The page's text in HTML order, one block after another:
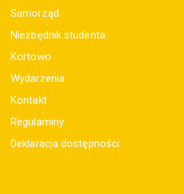
Samorząd
Niezbędnik studenta
Kortowo
Wydarzenia
Kontakt
Regulaminy
Deklaracja dostępności